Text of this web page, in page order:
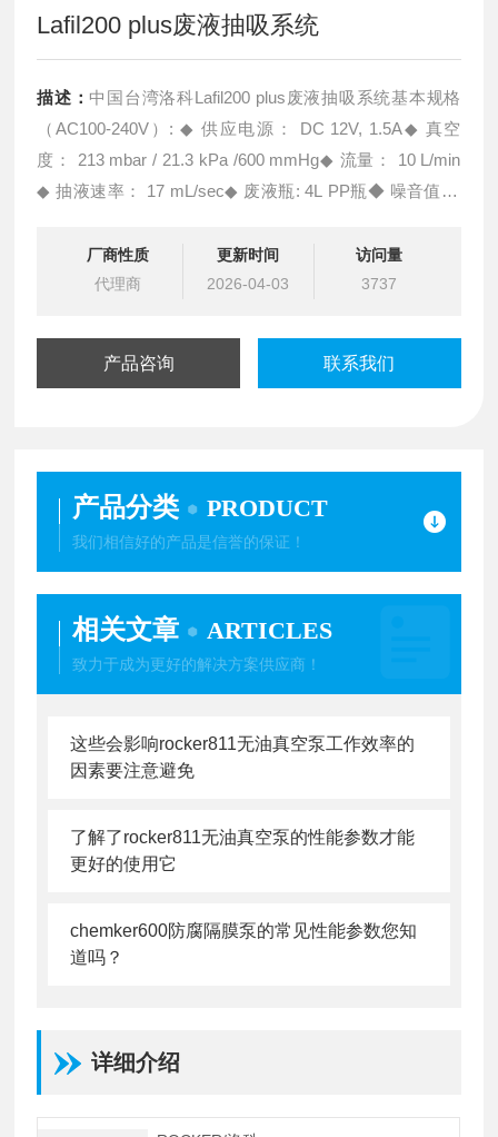
Lafil200 plus废液抽吸系统
描述： 中国台湾洛科Lafil200 plus废液抽吸系统基本规格
（AC100-240V）: ◆ 供应电源： DC 12V, 1.5A◆ 真空
度： 213 mbar / 21.3 kPa /600 mmHg◆ 流量： 10 L/min
◆ 抽液速率： 17 mL/sec◆ 废液瓶: 4L PP瓶◆ 噪音值: <
厂商性质
代理商
更新时间
2026-04-03
访问量
3737
产品咨询 联系我们
产品分类 PRODUCT
我们相信好的产品是信誉的保证！
相关文章 ARTICLES
致力于成为更好的解决方案供应商！
这些会影响rocker811无油真空泵工作效率的
因素要注意避免
了解了rocker811无油真空泵的性能参数才能
更好的使用它
chemker600防腐隔膜泵的常见性能参数您知
道吗？
详细介绍